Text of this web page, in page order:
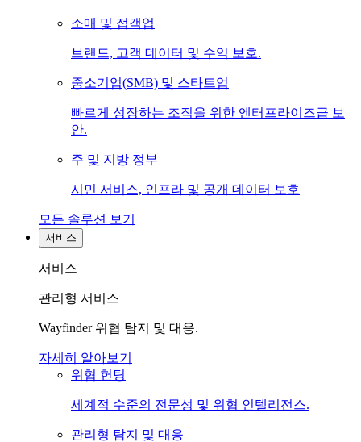
소매 및 접객업
브랜드, 고객 데이터 및 수익 보호.
중소기업(SMB) 및 스타트업
빠르게 성장하는 조직을 위한 엔터프라이즈급 보
안.
주 및 지방 정부
시민 서비스, 인프라 및 공개 데이터 보호
모든 솔루션 보기
서비스
서비스
관리형 서비스
Wayfinder 위협 탐지 및 대응.
자세히 알아보기
위협 헌팅
세계적 수준의 전문성 및 위협 인텔리전스.
관리형 탐지 및 대응